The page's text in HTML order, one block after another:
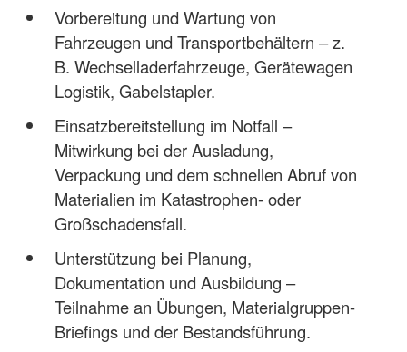
Vorbereitung und Wartung von
Fahrzeugen und Transportbehältern – z.
B. Wechselladerfahrzeuge, Gerätewagen
Logistik, Gabelstapler.
Einsatzbereitstellung im Notfall –
Mitwirkung bei der Ausladung,
Verpackung und dem schnellen Abruf von
Materialien im Katastrophen- oder
Großschadensfall.
Unterstützung bei Planung,
Dokumentation und Ausbildung –
Teilnahme an Übungen, Materialgruppen-
Briefings und der Bestandsführung.